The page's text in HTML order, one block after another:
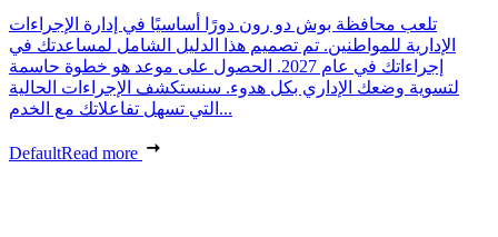
تلعب محافظة بوش دو رون دورًا أساسيًا في إدارة الإجراءات
الإدارية للمواطنين. تم تصميم هذا الدليل الشامل لمساعدتك في
إجراءاتك في عام 2027. الحصول على موعد هو خطوة حاسمة
لتسوية وضعك الإداري بكل هدوء. سنستكشف الإجراءات الحالية
التي تسهل تفاعلاتك مع الخدم...
DefaultRead more